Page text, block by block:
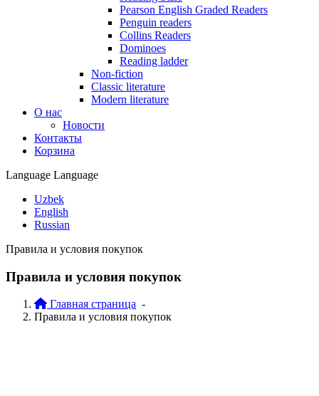
Pearson English Graded Readers
Penguin readers
Collins Readers
Dominoes
Reading ladder
Non-fiction
Classic literature
Modern literature
О нас
Новости
Контакты
Корзина
Language Language
Uzbek
English
Russian
Правила и условия покупок
Правила и условия покупок
Главная страница -
Правила и условия покупок